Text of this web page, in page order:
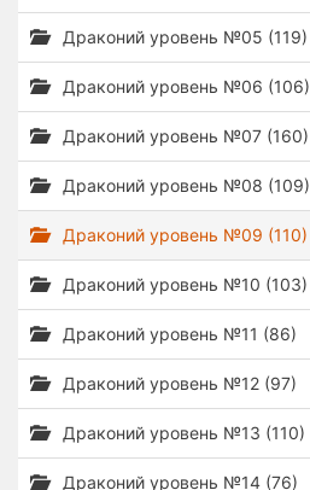
Драконий уровень №05 (119)
Драконий уровень №06 (106)
Драконий уровень №07 (160)
Драконий уровень №08 (109)
Драконий уровень №09 (110)
Драконий уровень №10 (103)
Драконий уровень №11 (86)
Драконий уровень №12 (97)
Драконий уровень №13 (110)
Драконий уровень №14 (76)